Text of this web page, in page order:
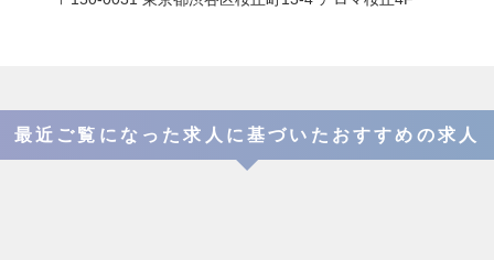
最近ご覧になった求人に基づいたおすすめの求人